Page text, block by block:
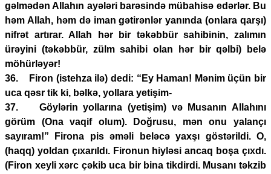
gəlmədən Allahın ayələri barəsində mübahisə edərlər. Bu
həm Allah, həm də iman gətirənlər yanında (onlara qarşı)
nifrət artırar. Allah hər bir təkəbbür sahibinin, zalımın
ürəyini (təkəbbür, zülm sahibi olan hər bir qəlbi) belə
möhürləyər!
36. Firon (istehza ilə) dedi: “Ey Haman! Mənim üçün bir
uca qəsr tik ki, bəlkə, yollara yetişim-
37. Göylərin yollarına (yetişim) və Musanın Allahını
görüm (Ona vaqif olum). Doğrusu, mən onu yalançı
sayıram!” Firona pis əməli beləcə yaxşı göstərildi. O,
(haqq) yoldan çıxarıldı. Fironun hiyləsi ancaq boşa çıxdı.
(Firon xeyli xərc çəkib uca bir bina tikdirdi. Musanı təkzib